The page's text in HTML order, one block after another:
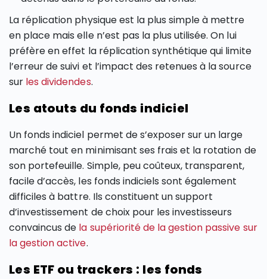
La réplication physique est la plus simple à mettre
en place mais elle n’est pas la plus utilisée. On lui
préfère en effet la réplication synthétique qui limite
l’erreur de suivi et l’impact des retenues à la source
sur les dividendes.
Les atouts du fonds indiciel
Un fonds indiciel permet de s’exposer sur un large
marché tout en minimisant ses frais et la rotation de
son portefeuille. Simple, peu coûteux, transparent,
facile d’accès, les fonds indiciels sont également
difficiles à battre. Ils constituent un support
d’investissement de choix pour les investisseurs
convaincus de la supériorité de la gestion passive sur
la gestion active.
Les ETF ou trackers : les fonds